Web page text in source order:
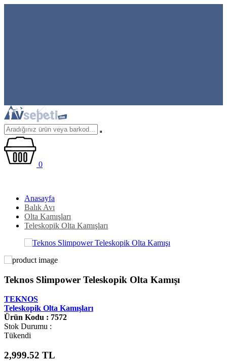
0
Anasayfa
Balık Avı
Olta Kamışları
Teleskopik Olta Kamışları
Teknos Slimpower Teleskopik Olta Kamışı
TEKNOS
Teleskopik Olta Kamışları
Ürün Kodu : 7572
Stok Durumu :
Tükendi
2,999.52 TL